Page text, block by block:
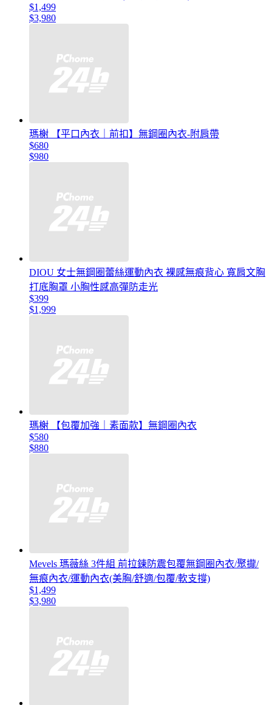
$1,499
$3,980
瑪榭 【平口內衣｜前扣】無鋼圈內衣-附肩帶
$680
$980
DIOU 女士無鋼圈蕾絲運動內衣 裸感無痕背心 寬肩文胸
打底胸罩 小胸性感高彈防走光
$399
$1,999
瑪榭 【包覆加強｜素面款】無鋼圈內衣
$580
$880
Mevels 瑪薇絲 3件組 前拉鍊防震包覆無鋼圈內衣/聚攏/
無痕內衣/運動內衣(美胸/舒適/包覆/軟支撐)
$1,499
$3,980